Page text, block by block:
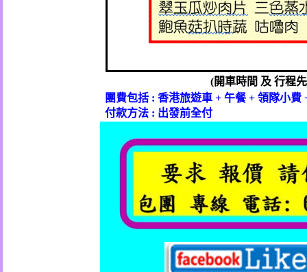
(開車時間 及 行程
團費包括 :香港旅遊車 +午餐+領隊小費
付款方法 : 出發前全付